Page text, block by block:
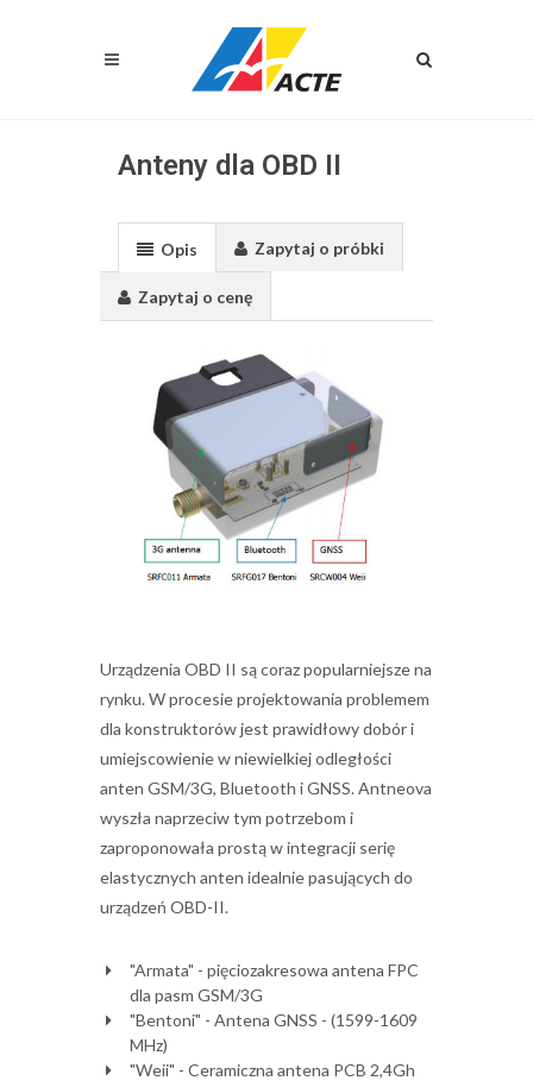
Anteny dla OBD II
Opis Zapytaj o próbki
Zapytaj o cenę
Urządzenia OBD II są coraz popularniejsze na
rynku. W procesie projektowania problemem
dla konstruktorów jest prawidłowy dobór i
umiejscowienie w niewielkiej odległości
anten GSM/3G, Bluetooth i GNSS. Antneova
wyszła naprzeciw tym potrzebom i
zaproponowała prostą w integracji serię
elastycznych anten idealnie pasujących do
urządzeń OBD-II.
"Armata" - pięciozakresowa antena FPC
dla pasm GSM/3G
"Bentoni" - Antena GNSS - (1599-1609
MHz)
"Weii" - Ceramiczna antena PCB 2,4Gh